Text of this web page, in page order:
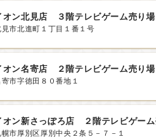
オン北見店 ３階テレビゲーム売り場
見市北進町１丁目１番１号
オン名寄店 ２階テレビゲーム売り場
寄市字徳田８０番地１
オン新さっぽろ店 ２階テレビゲー
幌市厚別区厚別中央２条５－７－１